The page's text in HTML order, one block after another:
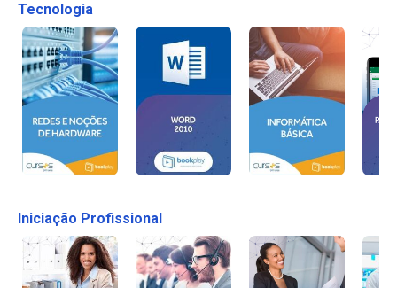
Tecnologia
Iniciação Profissional